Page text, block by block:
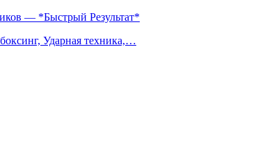
— *Быстрый Результат*
Ударная техника,…